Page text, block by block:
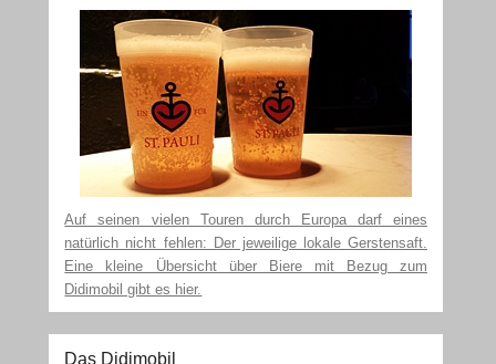
Auf seinen vielen Touren durch Europa darf eines
natürlich nicht fehlen: Der jeweilige lokale Gerstensaft.
Eine kleine Übersicht über Biere mit Bezug zum
Didimobil gibt es hier.
Das Didimobil